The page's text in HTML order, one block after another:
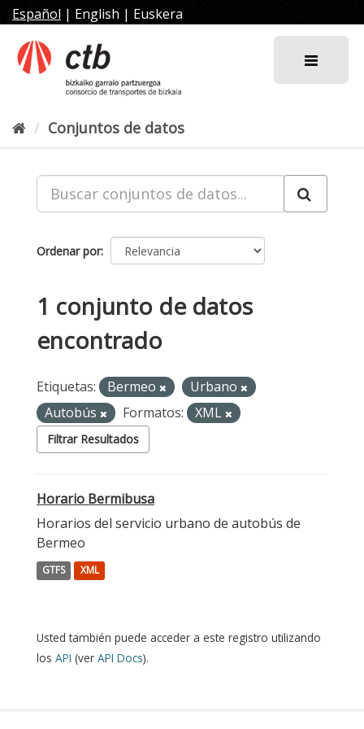
al
contenido
Español | English | Euskera
Conjuntos de datos
Ordenar por
1 conjunto de datos
encontrado
Etiquetas: Bermeo
Urbano
Autobús
Formatos: XML
Filtrar Resultados
Horario Bermibusa
Horarios del servicio urbano de autobús de
Bermeo
GTFS XML
Usted también puede acceder a este registro utilizando
los API (ver API Docs).